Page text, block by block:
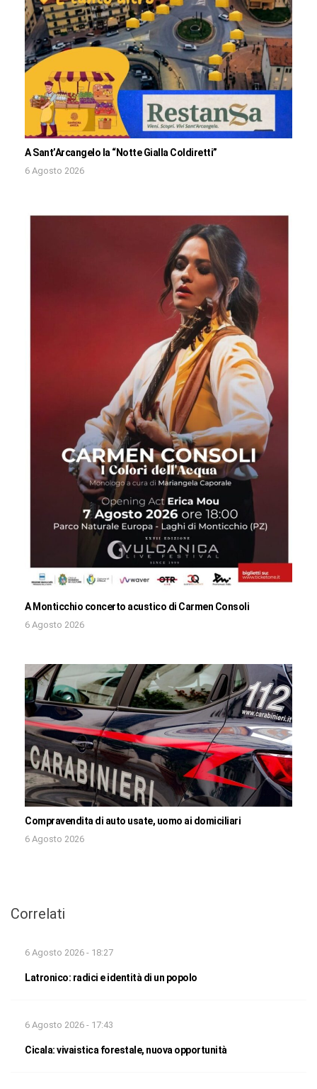
A Sant’Arcangelo la “Notte Gialla Coldiretti”
6 Agosto 2026
A Monticchio concerto acustico di Carmen Consoli
6 Agosto 2026
Compravendita di auto usate, uomo ai domiciliari
6 Agosto 2026
Correlati
6 Agosto 2026 - 18:27
Latronico: radici e identità di un popolo
6 Agosto 2026 - 17:43
Cicala: vivaistica forestale, nuova opportunità